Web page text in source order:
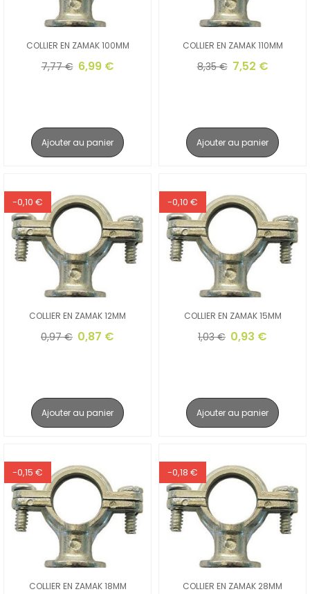
COLLIER EN ZAMAK 100MM
7,77 € 6,99 €
Ajouter au panier
COLLIER EN ZAMAK 110MM
8,35 € 7,52 €
Ajouter au panier
COLLIER EN ZAMAK 12MM
0,97 € 0,87 €
Ajouter au panier
-0,10 €
COLLIER EN ZAMAK 15MM
1,03 € 0,93 €
Ajouter au panier
-0,10 €
COLLIER EN ZAMAK 18MM
-0,15 €
COLLIER EN ZAMAK 28MM
-0,18 €